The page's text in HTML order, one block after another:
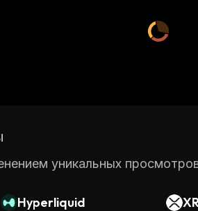
уникальных
Hyperliquid